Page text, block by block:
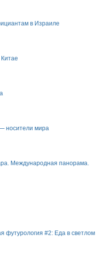
в Израиле
носители мира
Международная панорама.
футурология #2: Еда в светлом